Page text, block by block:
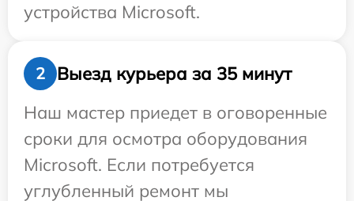
устройства Microsoft.
2
Выезд курьера за 35 минут
Наш мастер приедет в оговоренные
сроки для осмотра оборудования
Microsoft. Если потребуется
углубленный ремонт мы